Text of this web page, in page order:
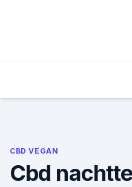
CBD VEGAN
Cbd